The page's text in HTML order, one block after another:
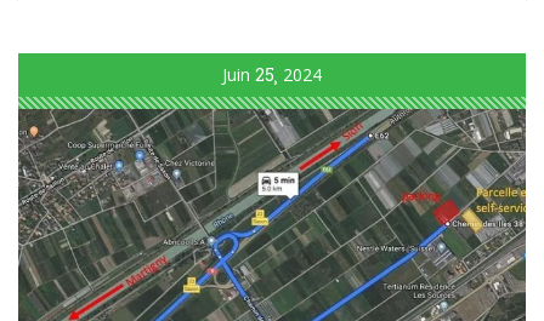
Juin 25 2024